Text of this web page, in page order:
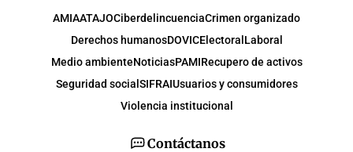
Contáctanos
AMIAATAJOCiberdelincuenciaCrimen organizado
Derechos humanosDOVICElectoral Laboral
Medio ambienteNoticiasPAMIRecupero de activos
Seguridad social SIFRAIUsuarios y consumidores
Violencia institucional